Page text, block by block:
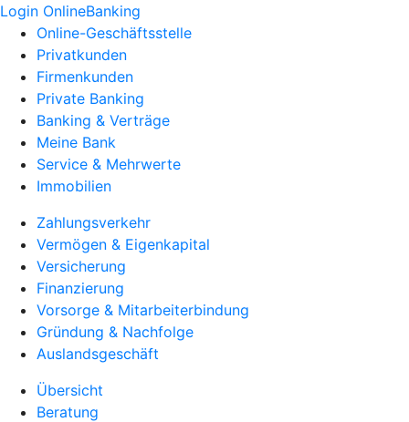
Login OnlineBanking
Online-Geschäftsstelle
Privatkunden
Firmenkunden
Private Banking
Banking & Verträge
Meine Bank
Service & Mehrwerte
Immobilien
Zahlungsverkehr
Vermögen & Eigenkapital
Versicherung
Finanzierung
Vorsorge & Mitarbeiterbindung
Gründung & Nachfolge
Auslandsgeschäft
Übersicht
Beratung